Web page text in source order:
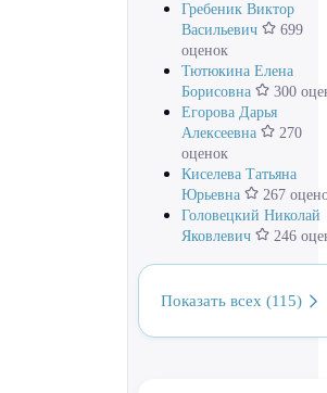
Гребеник Виктор
Васильевич
699
оценок
Тютюкина Елена
Борисовна
300
Егорова Дарья
Алексеевна
270
оценок
Киселева Татьяна
Юрьевна
267
Головецкий Николай
Яковлевич
246
Показать всех (115)